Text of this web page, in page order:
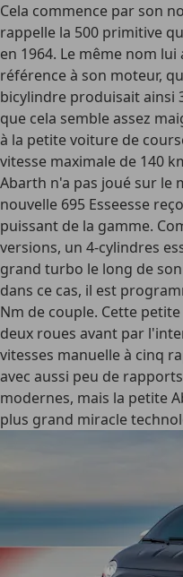
Cela commence par son
rappelle la 500 primitive
en 1964. Le même nom
référence à son moteur,
bicylindre produisait ainsi
que cela semble assez
à la petite voiture de
vitesse maximale de 140
Abarth n'a pas joué sur le
nouvelle 695 Esseesse
puissant de la gamme.
versions, un 4-cylindres
grand turbo le long de
dans ce cas, il est
Nm de couple. Cette
deux roues avant par
vitesses manuelle à cinq
avec aussi peu de
modernes, mais la petite
plus grand miracle